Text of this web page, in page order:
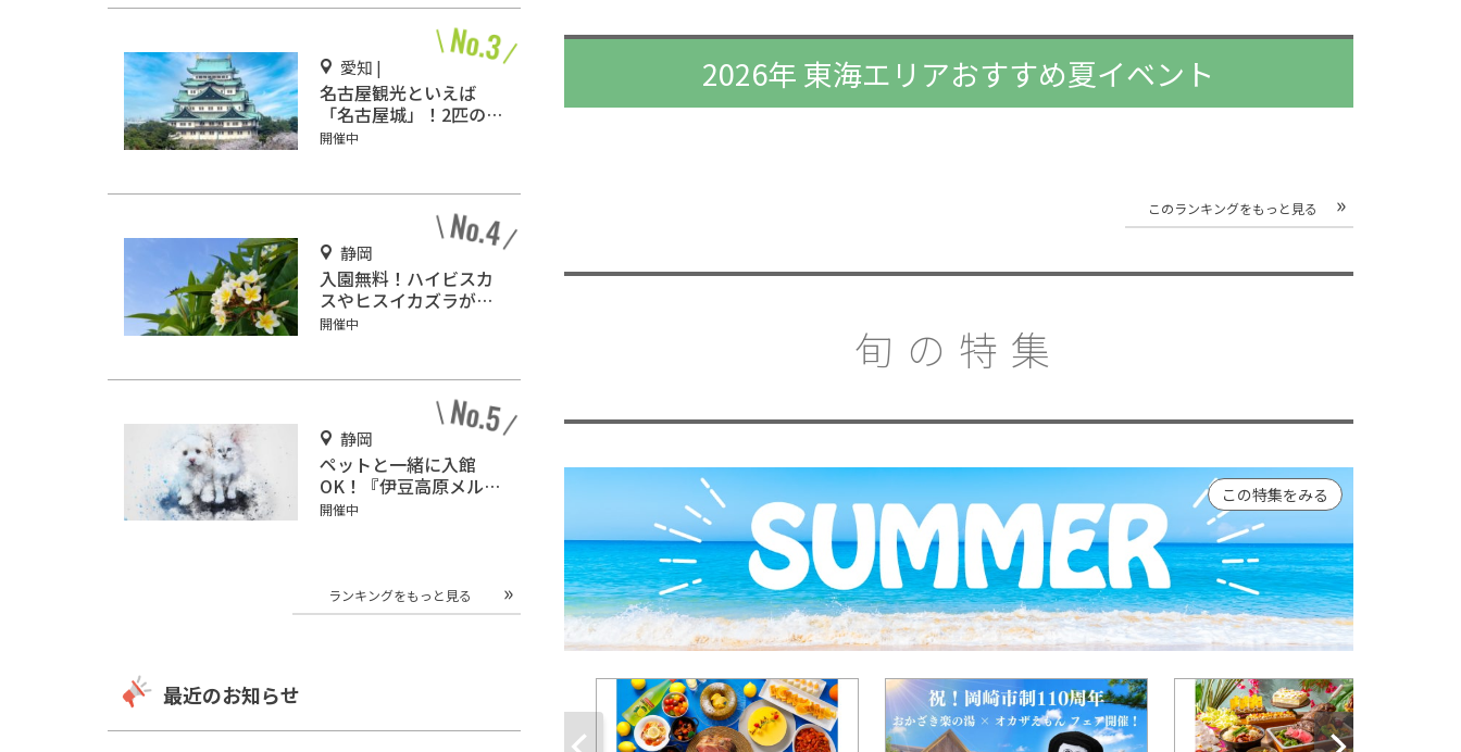
愛知 |
名古屋観光といえば
「名古屋城」！2匹の金
鯱を見に行こう
開催中
静岡
入園無料！ハイビスカ
スやヒスイカズラが咲
く『下賀茂熱帯植物
開催中
静岡
ペットと一緒に入館
OK！『伊豆高原メルヘ
ンの森美術館』をご紹
開催中
愛知 |
岡崎花火2019の最新情
報！アクセスや穴場ス
名古屋市北区にある恐
なたは行きますか？
東海エリアにある「日
本の屋外型テーマパー
ク敷地面積ランキン
グ」入りしているテー
マパーク！
開催中
ランキングをもっと見る
最近のお知らせ
2026年 東海エリアおすすめ夏イベント
このランキングをもっと見る
旬の特集
この特集をみる